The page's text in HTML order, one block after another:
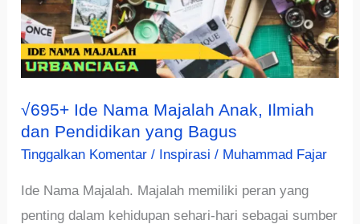
√695+ Ide Nama Majalah Anak, Ilmiah
dan Pendidikan yang Bagus
Tinggalkan Komentar / Inspirasi / Muhammad Fajar
Ide Nama Majalah. Majalah memiliki peran yang
penting dalam kehidupan sehari-hari sebagai sumber